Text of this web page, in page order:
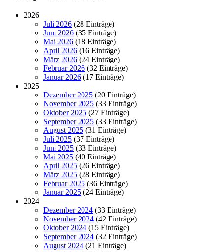
2026
Juli 2026 (28 Einträge)
Juni 2026 (35 Einträge)
Mai 2026 (18 Einträge)
April 2026 (16 Einträge)
März 2026 (24 Einträge)
Februar 2026 (32 Einträge)
Januar 2026 (17 Einträge)
2025
Dezember 2025 (20 Einträge)
November 2025 (33 Einträge)
Oktober 2025 (27 Einträge)
September 2025 (33 Einträge)
August 2025 (31 Einträge)
Juli 2025 (37 Einträge)
Juni 2025 (33 Einträge)
Mai 2025 (40 Einträge)
April 2025 (26 Einträge)
März 2025 (28 Einträge)
Februar 2025 (36 Einträge)
Januar 2025 (24 Einträge)
2024
Dezember 2024 (33 Einträge)
November 2024 (42 Einträge)
Oktober 2024 (15 Einträge)
September 2024 (32 Einträge)
August 2024 (21 Einträge)